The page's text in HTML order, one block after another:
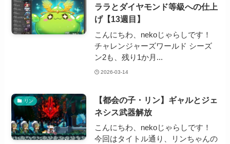
ララとダイヤモンド等級への仕上
げ【13週目】
こんにちわ、nekoじゃらしです！
チャレンジャーズワールド シーズ
ン2も、残り1か月...
2026-03-14
リン
【都会の子・リン】ギャルとジェ
ネシス武器解放
こんにちわ、nekoじゃらしです！
今回はタイトル通り、リンちゃんの